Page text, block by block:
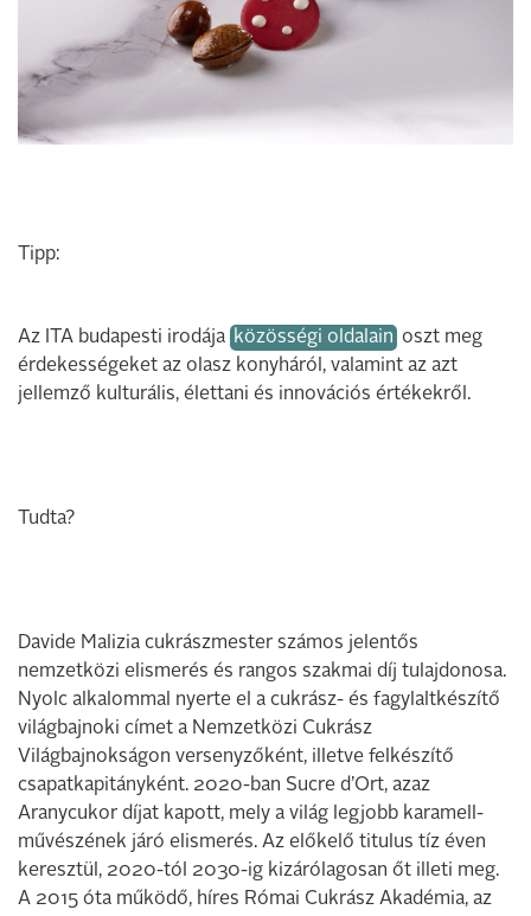
Tipp:
Az ITA budapesti irodája közösségi oldalain oszt meg
érdekességeket az olasz konyháról, valamint az azt
jellemző kulturális, élettani és innovációs értékekről.
Tudta?
Davide Malizia cukrászmester számos jelentős
nemzetközi elismerés és rangos szakmai díj tulajdonosa.
Nyolc alkalommal nyerte el a cukrász- és fagylaltkészítő
világbajnoki címet a Nemzetközi Cukrász
Világbajnokságon versenyzőként, illetve felkészítő
csapatkapitányként. 2020-ban Sucre d’Ort, azaz
Aranycukor díjat kapott, mely a világ legjobb karamell­
művé­szének járó elismerés. Az előkelő titulus tíz éven
keresztül, 2020-tól 2030-ig kizárólagosan őt illeti meg.
A 2015 óta működő, híres Római Cukrász Akadémia, az